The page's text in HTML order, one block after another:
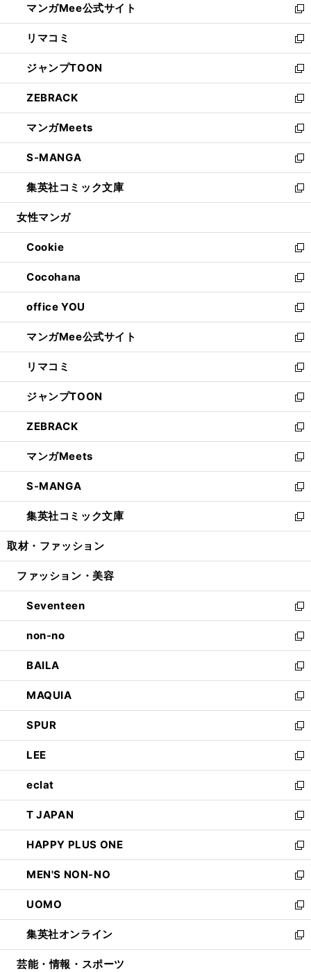
く
ド
ウ
で
開
く
ィ
ン
ド
ウ
で
開
く
い
ウ
ィ
ン
ド
ウ
で
開
く
マンガMee公式サイト
新
し
い
ウ
ィ
ン
ド
ウ
で
開
く
リマコミ
新
し
い
ウ
ィ
ン
ド
ウ
で
開
く
ジャンプTOON
新
し
い
ウ
ィ
ン
ド
ウ
で
開
ZEBRACK
新
し
い
ウ
ィ
ン
ド
ウ
開
く
マンガMeets
新
し
い
ウ
ィ
ン
ウ
で
開
く
S-MANGA
新
し
い
ウ
ン
ド
ウ
で
開
く
集英社コミック文庫
新
し
ウ
ィ
ン
ド
ウ
で
開
く
女性マンガ
Cookie
新
し
い
ウ
ィ
ン
ド
ウ
で
開
く
Cocohana
新
し
い
ウ
ィ
ン
ド
ウ
で
開
く
office YOU
新
し
い
ウ
ィ
ン
ド
ウ
で
開
く
マンガMee公式サイト
新
し
い
ウ
ィ
ン
ド
ウ
で
開
く
リマコミ
新
し
い
ウ
ィ
ン
ド
ウ
で
開
く
ジャンプTOON
新
し
い
ウ
ィ
ン
ド
ウ
で
開
ZEBRACK
新
し
い
ウ
ィ
ン
ド
ウ
開
マンガMeets
新
し
い
ウ
ィ
ン
ウ
開
く
S-MANGA
新
し
い
ウ
ン
ウ
で
開
く
集英社コミック文庫
新
し
ウ
ン
ド
ウ
で
開
く
取材・ファッション
ファッション・美容
Seventeen
新
し
い
ウ
ィ
ン
ド
ウ
で
開
く
non-no
新
し
い
ウ
ィ
ン
ド
ウ
で
開
く
BAILA
新
し
い
ウ
ィ
ン
ド
ウ
で
開
く
MAQUIA
新
し
い
ウ
ィ
ン
ド
ウ
で
開
く
SPUR
新
し
い
ウ
ィ
ン
ド
ウ
で
開
く
LEE
新
し
い
ウ
ィ
ン
ド
ウ
で
開
く
eclat
新
し
い
ウ
ィ
ン
ド
ウ
で
開
く
T JAPAN
新
し
い
ウ
ィ
ン
ド
ウ
で
開
HAPPY PLUS ONE
新
し
い
ウ
ィ
ン
ド
ウ
MEN'S NON-NO
新
し
い
ウ
ィ
ン
UOMO
新
し
い
ウ
集英社オンライン
新
し
芸能・情報・スポーツ